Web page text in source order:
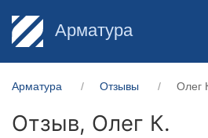
Арматура
Арматура Отзывы Олег
Отзыв, Олег К.